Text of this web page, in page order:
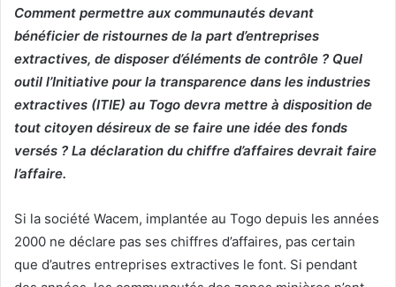
Comment permettre aux communautés devant
bénéficier de ristournes de la part d’entreprises
extractives, de disposer d’éléments de contrôle ? Quel
outil l’Initiative pour la transparence dans les industries
extractives (ITIE) au Togo devra mettre à disposition de
tout citoyen désireux de se faire une idée des fonds
versés ? La déclaration du chiffre d’affaires devrait faire
l’affaire.
Si la société Wacem, implantée au Togo depuis les années
2000 ne déclare pas ses chiffres d’affaires, pas certain
que d’autres entreprises extractives le font. Si pendant